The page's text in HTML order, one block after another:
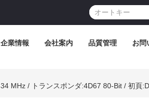
企業情報 会社案内 品質管理 お問